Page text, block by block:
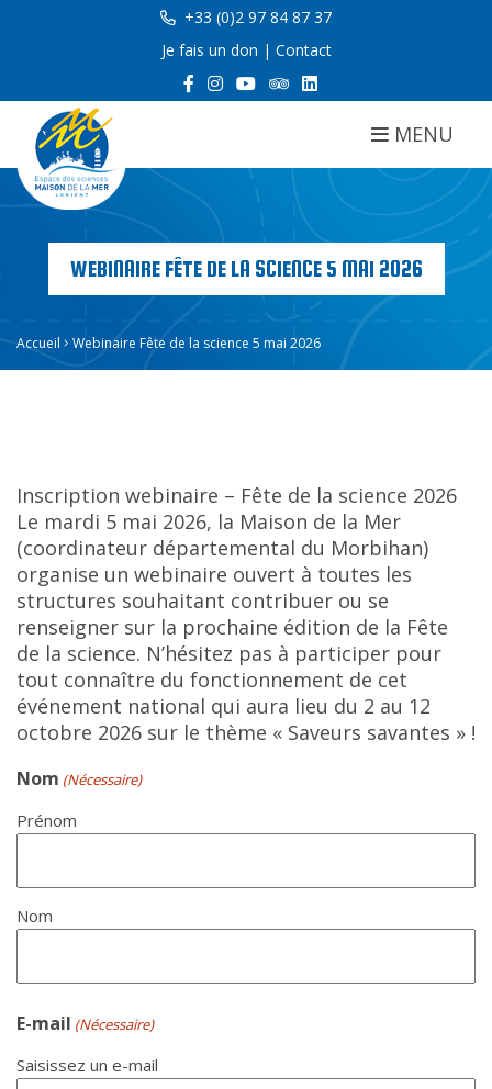
+33 (0)2 97 84 87 37
Je fais un don | Contact
MENU
WEBINAIRE FÊTE DE LA SCIENCE 5 MAI 2026
Accueil Webinaire Fête de la science 5 mai 2026
Inscription webinaire – Fête de la science 2026
Le mardi 5 mai 2026, la Maison de la Mer
(coordinateur départemental du Morbihan)
organise un webinaire ouvert à toutes les
structures souhaitant contribuer ou se
renseigner sur la prochaine édition de la Fête
de la science. N’hésitez pas à participer pour
tout connaître du fonctionnement de cet
événement national qui aura lieu du 2 au 12
octobre 2026 sur le thème « Saveurs savantes » !
Nom (Nécessaire)
Prénom
Nom
E-mail (Nécessaire)
Saisissez un e-mail